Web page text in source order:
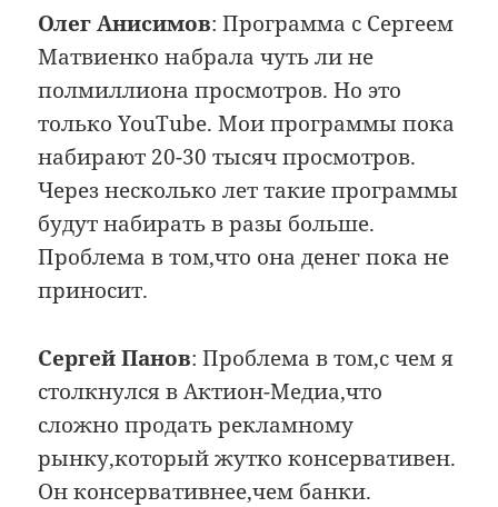
Олег Анисимов: Программа с Сергеем
Матвиенко набрала чуть ли не
полмиллиона просмотров. Но это
только YouTube. Мои программы пока
набирают 20-30 тысяч просмотров.
Через несколько лет такие программы
будут набирать в разы больше.
Проблема в том,что она денег пока не
приносит.
Сергей Панов: Проблема в том,с чем я
столкнулся в Актион-Медиа,что
сложно продать рекламному
рынку,который жутко консервативен.
Он консервативнее,чем банки.